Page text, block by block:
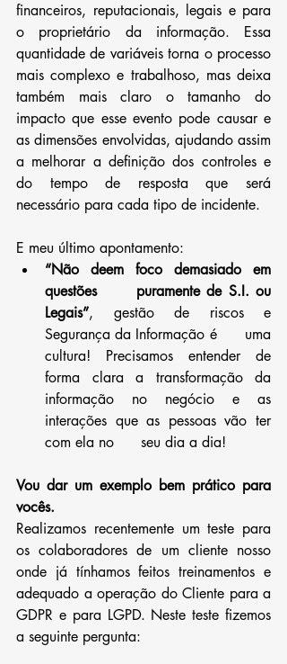
financeiros, reputacionais, legais e para
o proprietário da informação. Essa
quantidade de variáveis torna o processo
mais complexo e trabalhoso, mas deixa
também mais claro o tamanho do
impacto que esse evento pode causar e
as dimensões envolvidas, ajudando assim
a melhorar a definição dos controles e
do tempo de resposta que será
necessário para cada tipo de incidente.
E meu último apontamento:
“Não deem foco demasiado em
questões      puramente de S.I. ou
Legais”, gestão de riscos e
Segurança da Informação é      uma
cultura! Precisamos entender de
forma clara a transformação da
informação no negócio e as
interações que as pessoas vão ter
com ela no      seu dia a dia!
Vou dar um exemplo bem prático para
vocês.
Realizamos recentemente um teste para
os colaboradores de um cliente nosso
onde já tínhamos feitos treinamentos e
adequado a operação do Cliente para a
GDPR e para LGPD. Neste teste fizemos
a seguinte pergunta: